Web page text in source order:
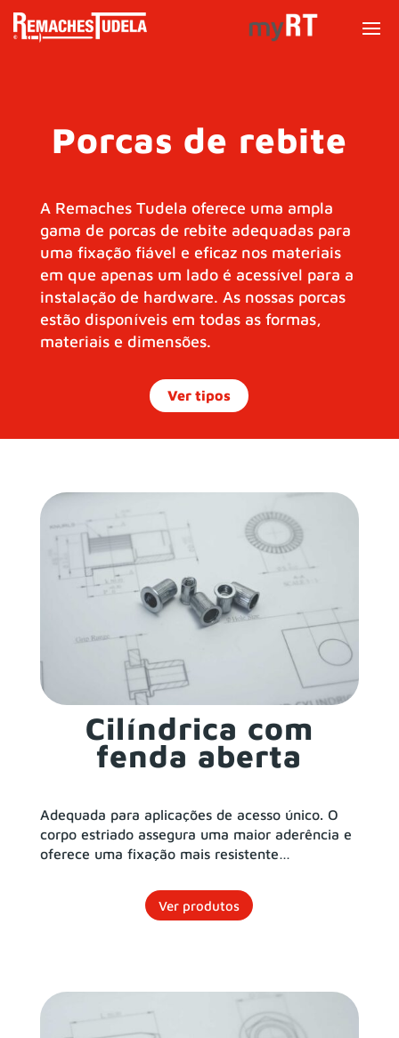
Porcas de rebite
A Remaches Tudela oferece uma ampla
gama de porcas de rebite adequadas para
uma fixação fiável e eficaz nos materiais
em que apenas um lado é acessível para a
instalação de hardware. As nossas porcas
estão disponíveis em todas as formas,
materiais e dimensões.
Ver tipos
Cilíndrica com
fenda aberta
Adequada para aplicações de acesso único. O
corpo estriado assegura uma maior aderência e
oferece uma fixação mais resistente…
Ver produtos